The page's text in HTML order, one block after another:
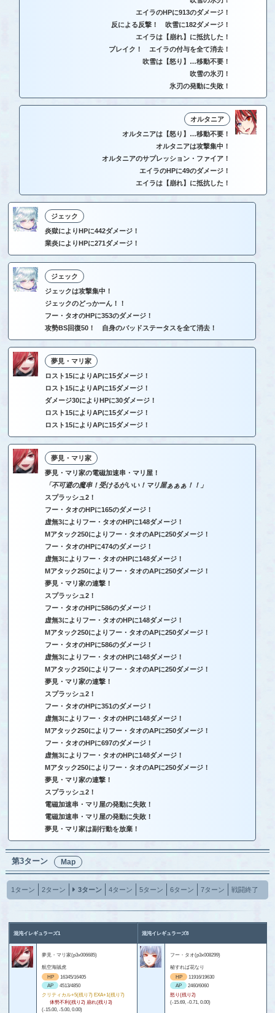
エイラのHPに913のダメージ！
反による反撃！ 吹雪に182ダメージ！
エイラは【崩れ】に抵抗した！
ブレイク！ エイラの付与を全て消去！
吹雪は【怒り】…移動不要！
吹雪の氷刃！
氷刃の発動に失敗！
オルタニア
オルタニアは【怒り】…移動不要！
オルタニアは攻撃集中！
オルタニアのサプレッション・ファイア！
エイラのHPに49のダメージ！
エイラは【崩れ】に抵抗した！
ジェック
炎獄によりHPに442ダメージ！
業炎によりHPに271ダメージ！
ジェック
ジェックは攻撃集中！
ジェックのどっかーん！！
フー・タオのHPに353のダメージ！
攻勢BS回復50！ 自身のバッドステータスを全て消去！
夢見・マリ家
ロスト15によりAPに15ダメージ！
ロスト15によりAPに15ダメージ！
ダメージ30によりHPに30ダメージ！
ロスト15によりAPに15ダメージ！
ロスト15によりAPに15ダメージ！
夢見・マリ家
夢見・マリ家の電磁加速串・マリ屋！
「不可避の魔串！受けるがいい！マリ屋ぁぁぁ！！」
スプラッシュ2！
フー・タオのHPに165のダメージ！
虚無3によりフー・タオのHPに148ダメージ！
Mアタック250によりフー・タオのAPに250ダメージ！
フー・タオのHPに474のダメージ！
虚無3によりフー・タオのHPに148ダメージ！
Mアタック250によりフー・タオのAPに250ダメージ！
夢見・マリ家の連撃！
スプラッシュ2！
フー・タオのHPに586のダメージ！
虚無3によりフー・タオのHPに148ダメージ！
Mアタック250によりフー・タオのAPに250ダメージ！
フー・タオのHPに586のダメージ！
虚無3によりフー・タオのHPに148ダメージ！
Mアタック250によりフー・タオのAPに250ダメージ！
夢見・マリ家の連撃！
スプラッシュ2！
フー・タオのHPに351のダメージ！
虚無3によりフー・タオのHPに148ダメージ！
Mアタック250によりフー・タオのAPに250ダメージ！
フー・タオのHPに697のダメージ！
虚無3によりフー・タオのHPに148ダメージ！
Mアタック250によりフー・タオのAPに250ダメージ！
夢見・マリ家の連撃！
スプラッシュ2！
電磁加速串・マリ屋の発動に失敗！
電磁加速串・マリ屋の発動に失敗！
夢見・マリ家は副行動を放棄！
第3ターン Map
1ターン 2ターン 3ターン 4ターン 5ターン 6ターン 7ターン 戦闘終了
混沌イレギュラーズ1 混沌イレギュラーズ8
夢見・マリ家(p3x006685)
航空海賊虎
HP
16345/16405
AP
4513/4850
クリティカル+5(残り7) EXA+1(残り7)
体勢不利(残り2) 崩れ(残り3)
(-15.00, -5.00, 0.00)
フー・タオ(p3x008299)
秘すれば花なり
HP
11916/19630
AP
2460/6060
怒り(残り2)
(-15.69, -0.71, 0.00)